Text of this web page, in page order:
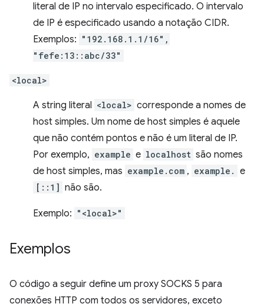
literal de IP no intervalo especificado. O intervalo
de IP é especificado usando a notação CIDR.
Exemplos: "192.168.1.1/16",
"fefe:13::abc/33"
<local>
A string literal <local> corresponde a nomes de
host simples. Um nome de host simples é aquele
que não contém pontos e não é um literal de IP.
Por exemplo, example e localhost são nomes
de host simples, mas example.com , example. e
[::1] não são.
Exemplo: "<local>"
Exemplos
O código a seguir define um proxy SOCKS 5 para
conexões HTTP com todos os servidores, exceto